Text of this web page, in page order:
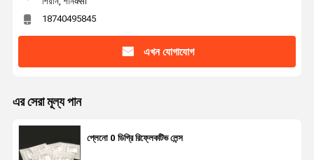
18740495845
এখন যোগাযোগ
এর সেরা মূল্য পান
প্লেনো 0 ডিগ্রি রিফ্লেকটিভ লেন্স